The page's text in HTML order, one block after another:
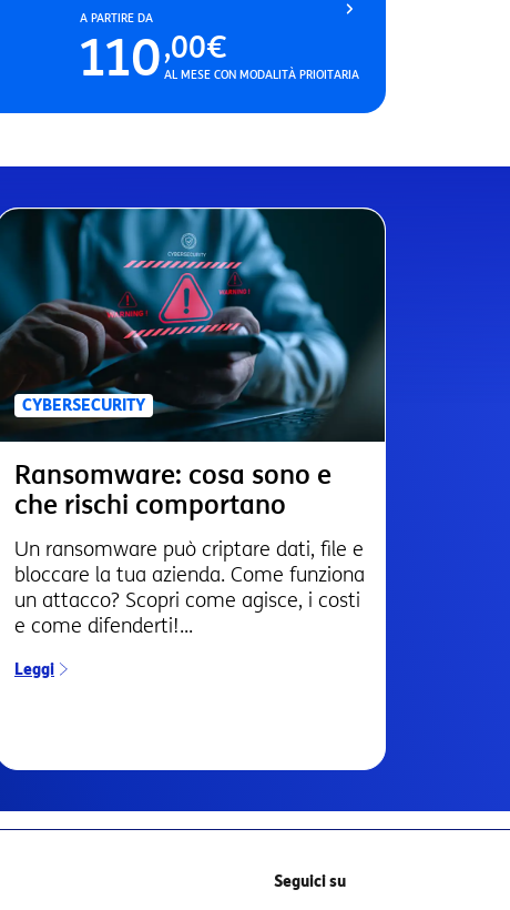
A PARTIRE DA
110,00€
AL MESE CON MODALITÀ PRIOITARIA
CYBERSECURITY
Ransomware: cosa sono e
che rischi comportano
Un ransomware può criptare dati, file e
bloccare la tua azienda. Come funziona
un attacco? Scopri come agisce, i costi
e come difenderti!...
Leggi
Seguici su